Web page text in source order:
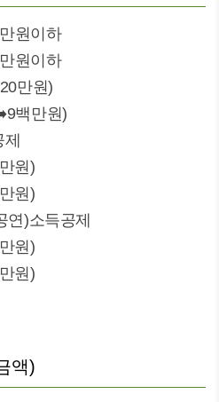
원이하
원이하
만원)
백만원)
원)
원)
연)소득공제
원)
원)
액)